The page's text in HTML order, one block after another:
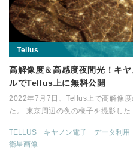
Tellus
高解像度＆高感度夜間光！キ
ルでTellus上に無料公開
2022年7月7日、Tellus上で高解像
た。 東京周辺の夜の様子を撮影し
TELLUS キヤノン電子 データ利用
衛星画像